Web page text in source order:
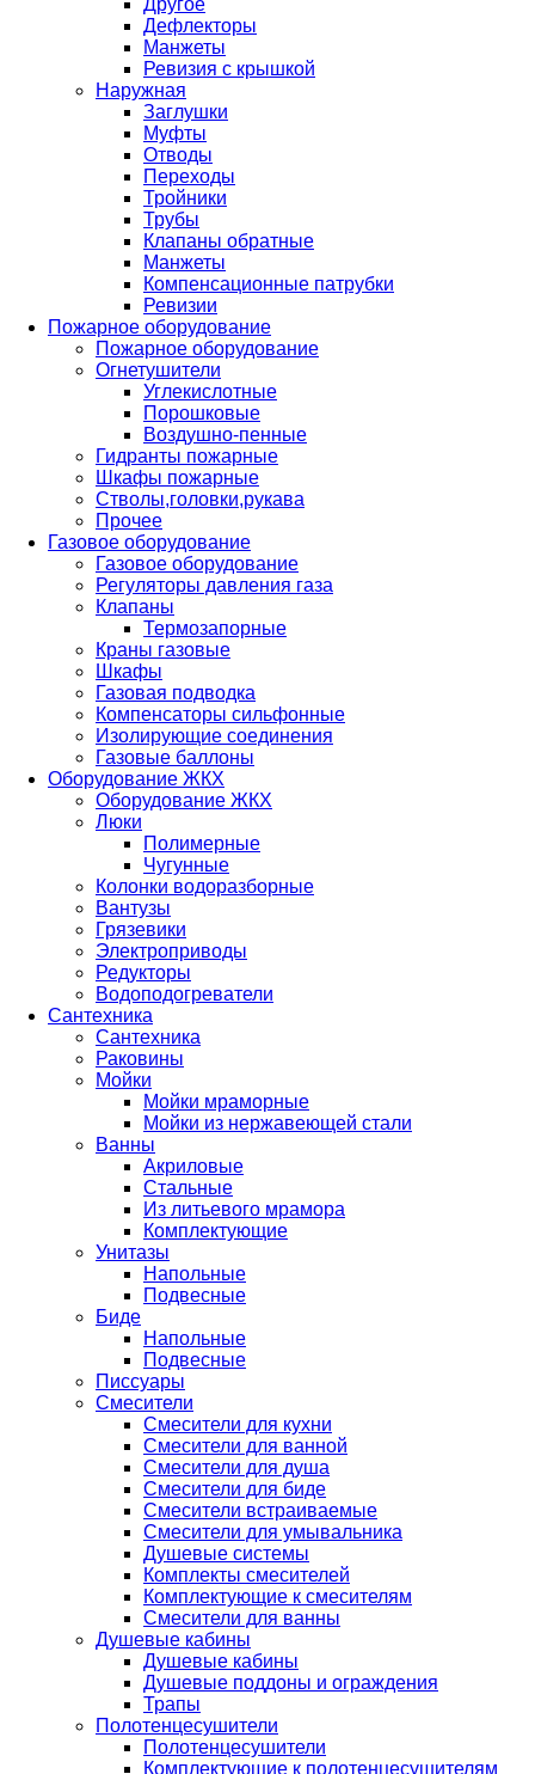
Другое
Дефлекторы
Манжеты
Ревизия с крышкой
Наружная
Заглушки
Муфты
Отводы
Переходы
Тройники
Трубы
Клапаны обратные
Манжеты
Компенсационные патрубки
Ревизии
Пожарное оборудование
Пожарное оборудование
Огнетушители
Углекислотные
Порошковые
Воздушно-пенные
Гидранты пожарные
Шкафы пожарные
Стволы,головки,рукава
Прочее
Газовое оборудование
Газовое оборудование
Регуляторы давления газа
Клапаны
Термозапорные
Краны газовые
Шкафы
Газовая подводка
Компенсаторы сильфонные
Изолирующие соединения
Газовые баллоны
Оборудование ЖКХ
Оборудование ЖКХ
Люки
Полимерные
Чугунные
Колонки водоразборные
Вантузы
Грязевики
Электроприводы
Редукторы
Водоподогреватели
Сантехника
Сантехника
Раковины
Мойки
Мойки мраморные
Мойки из нержавеющей стали
Ванны
Акриловые
Стальные
Из литьевого мрамора
Комплектующие
Унитазы
Напольные
Подвесные
Биде
Напольные
Подвесные
Писсуары
Смесители
Смесители для кухни
Смесители для ванной
Смесители для душа
Смесители для биде
Смесители встраиваемые
Смесители для умывальника
Душевые системы
Комплекты смесителей
Комплектующие к смесителям
Смесители для ванны
Душевые кабины
Душевые кабины
Душевые поддоны и ограждения
Трапы
Полотенцесушители
Полотенцесушители
Комплектующие к полотенцесушителям